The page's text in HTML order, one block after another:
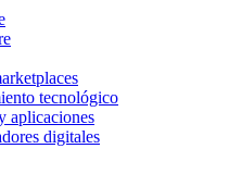
tecnológico
aplicaciones
digitales